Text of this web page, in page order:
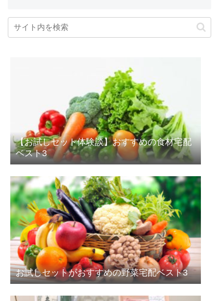
【お試しセット体験談】おすすめの食材宅配
ベスト3
お試しセットがおすすめの野菜宅配ベスト3